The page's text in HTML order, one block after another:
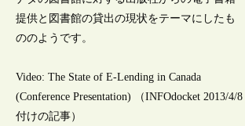
提供と図書館の貸出の現状をテーマにしたも
ののようです。
Video: The State of E-Lending in Canada
(Conference Presentation) （INFOdocket 2013/4/8
付けの記事）